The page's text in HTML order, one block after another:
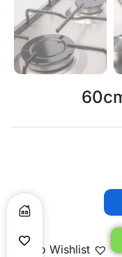
Add to Wishlist